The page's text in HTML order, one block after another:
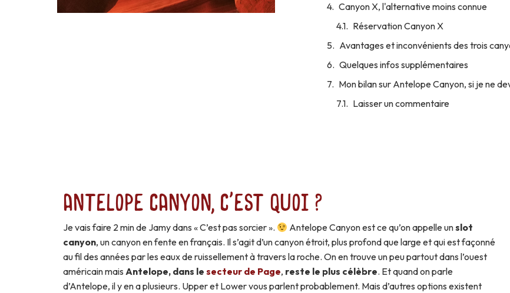
Canyon X, l'alternative moins connue
Réservation Canyon X
Avantages et inconvénients des trois
Quelques infos supplémentaires
Mon bilan sur Antelope Canyon, si je ne
Laisser un commentaire
Antelope Canyon, c'est quoi ?
Je vais faire 2 min de Jamy dans « C’est pas sorcier ». Antelope Canyon est ce qu’on appelle unslot
canyon, un canyon en fente en français. Il s’agit d’un canyon étroit, plus profond que large et qui est façonné
au fil des années par les eaux de ruissellement à travers la roche. On en trouve un peu partout dans l’ouest
américain maisAntelope, dans le secteur de Page, reste le plus célèbre. Et quand on parle
d’Antelope, il y en a plusieurs. Upper et Lower vous parlent probablement. Mais d’autres options existent